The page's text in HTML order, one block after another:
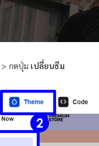
> กดปุ่ม เปลี่ยนธีม